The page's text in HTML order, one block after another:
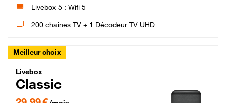
Livebox 5 : Wifi 5
200 chaînes TV + 1 Décodeur TV UHD
Meilleur choix
Livebox Classic Fibre
Livebox
Classic
29,99 € par mois pendant 12 mois puis 42,99 € par mois, Engagement 12 mois